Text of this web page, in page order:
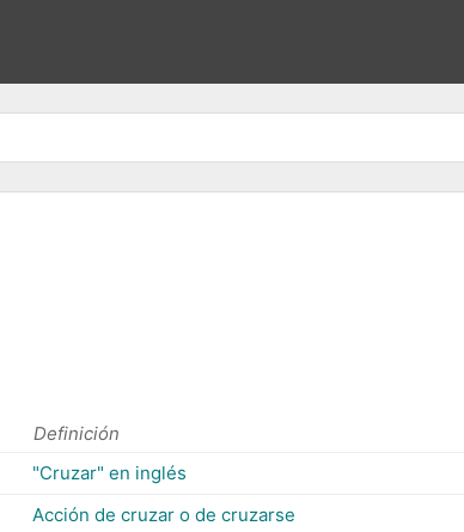
Definición
"Cruzar" en inglés
Acción de cruzar o de cruzarse